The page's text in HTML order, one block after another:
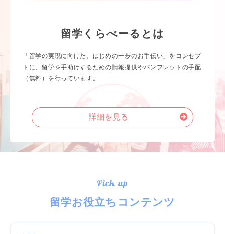
留学くらべーるとは
「留学の実現に向けた、はじめの一歩のお手伝い」をコンセプ
トに、留学を手助けするための情報提供やパンフレットの手配
（無料）を行っています。
詳細を見る
Pick up
留学お役立ちコンテンツ